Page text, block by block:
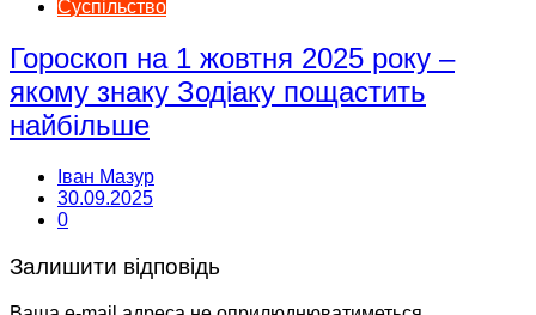
Суспільство
Гороскоп на 1 жовтня 2025 року –
якому знаку Зодіаку пощастить
найбільше
Іван Мазур
30.09.2025
0
Залишити відповідь